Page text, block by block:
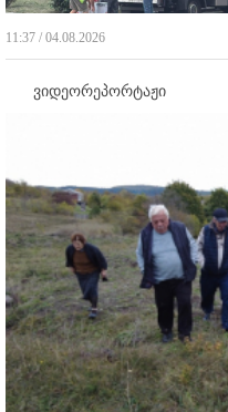
11:37 / 04.08.2026
ვიდეორეპორტაჟი